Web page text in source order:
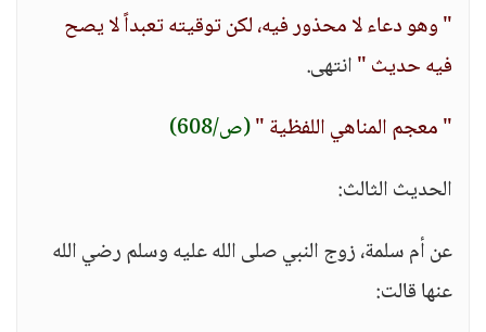
" وهو دعاء لا محذور فيه، لكن توقيته تعبداً لا يصح
فيه حديث "انتهى.
" معجم المناهي اللفظية "(ص/608)
الحديث الثالث:
عن أم سلمة، زوج النبي صلى الله عليه وسلم رضي الله
عنها قالت: